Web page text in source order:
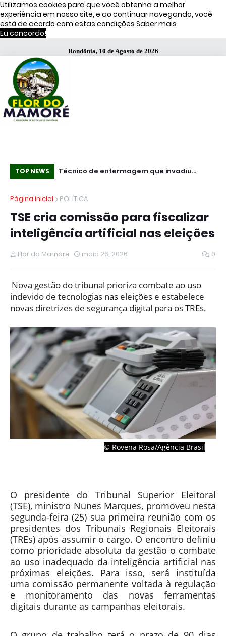
Utilizamos cookies para que você obtenha a melhor
experiência em nosso site, e ao continuar navegando, você
está de acordo com estas condições Saber mais
Eu concordo!
Rondônia, 10 de Agosto de 2026
TOP NEWS
é preso pelo
Técnico de enfermagem que invadiu
pistola .40
Página inicial
POLÍTICA
TSE cria comissão para fiscalizar
inteligência artificial nas eleições
Flor do Mamoré maio 26, 2026 0
Nova gestão do tribunal prioriza combate ao uso
indevido de tecnologias nas eleições e estabelece
novas diretrizes de segurança digital para os TREs.
© Rovena Rosa/Agência Brasil
O presidente do Tribunal Superior Eleitoral
(TSE), ministro Nunes Marques, promoveu nesta
segunda-feira (25) sua primeira reunião com os
presidentes dos Tribunais Regionais Eleitorais
(TREs) após assumir o cargo. O encontro definiu
como prioridade absoluta da gestão o combate
ao uso inadequado da inteligência artificial nas
próximas eleições. Para isso, será instituída
uma comissão permanente voltada à regulação
e monitoramento das novas ferramentas
digitais durante as campanhas eleitorais.